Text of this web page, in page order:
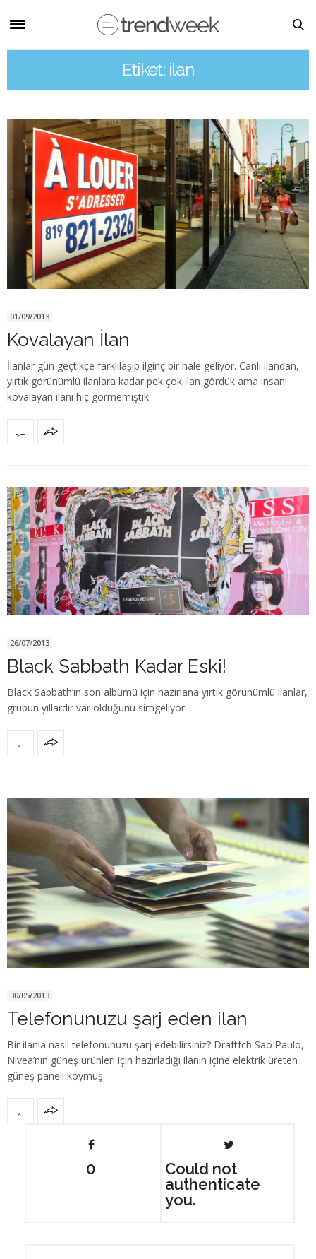
Etiket: ilan
01/09/2013
Kovalayan İlan
İlanlar gün geçtikçe farklılaşıp ilginç bir hale geliyor. Canlı ilandan,
yırtık görünümlü ilanlara kadar pek çok ilan gördük ama insanı
kovalayan ilanı hiç görmemiştik.
26/07/2013
Black Sabbath Kadar Eski!
Black Sabbath’ın son albümü için hazırlana yırtık görünümlü ilanlar,
grubun yıllardır var olduğunu simgeliyor.
30/05/2013
Telefonunuzu şarj eden ilan
Bir ilanla nasıl telefonunuzu şarj edebilirsiniz? Draftfcb Sao Paulo,
Nivea’nın güneş ürünleri için hazırladığı ilanın içine elektrik üreten
güneş paneli koymuş.
0
Could not
authenticate
you.